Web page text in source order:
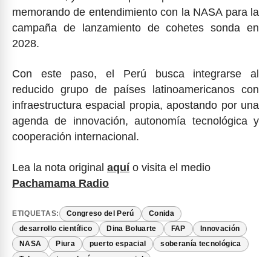
memorando de entendimiento con la NASA para la
campaña de lanzamiento de cohetes sonda en
2028.
Con este paso, el Perú busca integrarse al
reducido grupo de países latinoamericanos con
infraestructura espacial propia, apostando por una
agenda de innovación, autonomía tecnológica y
cooperación internacional.
Lea la nota original aquío visita el medio
Pachamama Radio
ETIQUETAS: Congreso del Perú Conida
desarrollo científico Dina Boluarte FAP Innovación
NASA Piura puerto espacial soberanía tecnológica